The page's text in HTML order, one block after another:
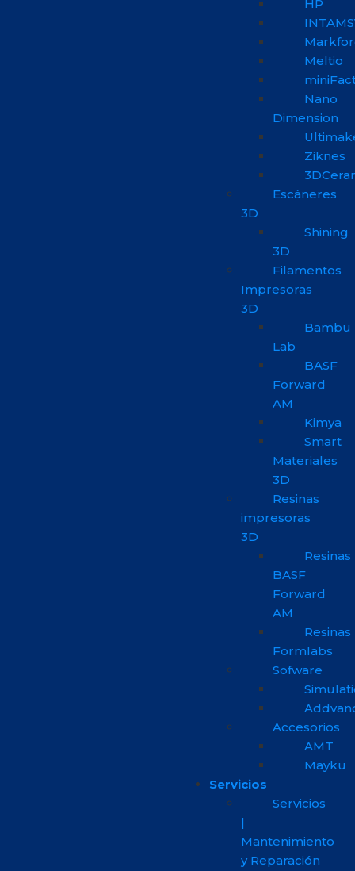
HP
Meltio
Nano
Dimension
Ziknes
Escáneres
3D
Shining
3D
Filamentos
Impresoras
3D
Bambu
Lab
BASF
Forward
AM
Kimya
Smart
Materiales
3D
Resinas
impresoras
3D
Resinas
BASF
Forward
AM
Resinas
Formlabs
Sofware
Accesorios
AMT
Mayku
Servicios
Servicios
|
Mantenimiento
y Reparación